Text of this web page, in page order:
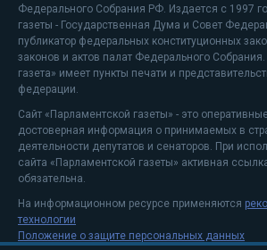
Федерального Собрания РФ. Издается с 1997
газеты - Государственная Дума и Совет
публикатор федеральных конституционных
законов и актов палат Федерального
газета» имеет пункты печати и
федерации.
Сайт «Парламентской газеты» - это
достоверная информация о принимаемых в
деятельности депутатов и сенаторов. При
сайта «Парламентской газеты» активная
обязательна.
На информационном ресурсе применяются
технологии
Положение о защите персональных данных